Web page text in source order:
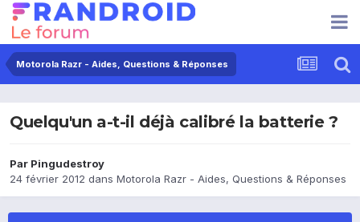
Motorola Razr - Aides, Questions & Réponses
Quelqu'un a-t-il déjà calibré la batterie ?
Par Pingudestroy
24 février 2012 dans Motorola Razr - Aides, Questions & Réponses